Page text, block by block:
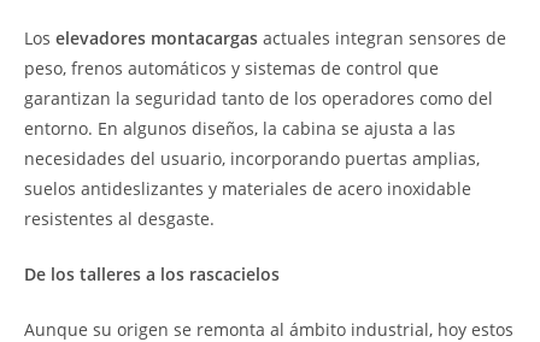
Los elevadores montacargas actuales integran sensores de
peso, frenos automáticos y sistemas de control que
garantizan la seguridad tanto de los operadores como del
entorno. En algunos diseños, la cabina se ajusta a las
necesidades del usuario, incorporando puertas amplias,
suelos antideslizantes y materiales de acero inoxidable
resistentes al desgaste.
De los talleres a los rascacielos
Aunque su origen se remonta al ámbito industrial, hoy estos